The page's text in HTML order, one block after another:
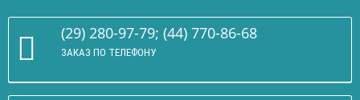
(29) 280-97-79; (44) 770-86-68
ЗАКАЗ ПО ТЕЛЕФОНУ